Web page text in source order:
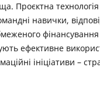
Проєктна
навички,
фінансування
ефективне
ініціативи –